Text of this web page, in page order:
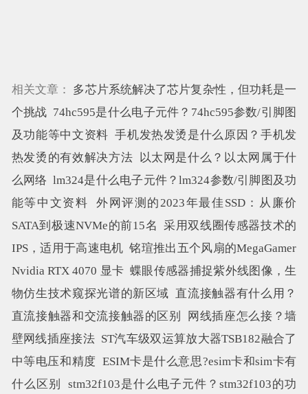
相关文章： 多芯片系统解决了芯片复杂性，但功耗是一
个挑战 74hc595是什么电子元件？74hc595参数/引脚图
及功能等中文资料 手机发热发烫是什么原因？手机发
热发烫的有效解决方法 以太网是什么？以太网属于什
么网络 lm324是什么电子元件？lm324参数/引脚图及功
能等中文资料
外网评测的2023年最佳SSD：从廉价
SATA到极速NVMe的前15名 采用双线圈传感器技术的
IPS，适用于高速电机 铭瑄推出五个风扇的MegaGamer
Nvidia RTX 4070 显卡 蝶眼传感器捕捉紫外线图像，生
物仿生技术窥探光谱的新区域 直流接触器有什么用？
直流接触器和交流接触器的区别
网线插座怎么接？墙
壁网线插座接法 ST汽车级双运算放大器TSB182融合了
中等电压和精度 ESIM卡是什么意思?esim卡和sim卡有
什么区别
stm32f103是什么电子元件？stm32f103的功